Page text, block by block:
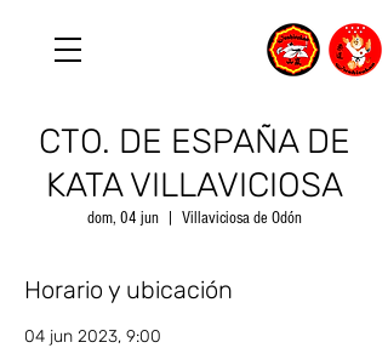
CTO. DE ESPAÑA DE
KATA VILLAVICIOSA
dom, 04 jun
  |
Villaviciosa de Odón
Horario y ubicación
04 jun 2023, 9:00